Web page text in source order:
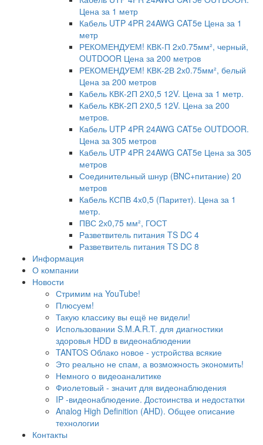
Цена за 1 метр
Кабель UTP 4PR 24AWG CAT5e Цена за 1
метр
РЕКОМЕНДУЕМ! КВК-П 2х0.75мм², черный,
OUTDOOR Цена за 200 метров
РЕКОМЕНДУЕМ! КВК-2В 2х0.75мм², белый
Цена за 200 метров
Кабель КВК-2П 2Х0,5 12V. Цена за 1 метр.
Кабель КВК-2П 2Х0,5 12V. Цена за 200
метров.
Кабель UTP 4PR 24AWG CAT5e OUTDOOR.
Цена за 305 метров
Кабель UTP 4PR 24AWG CAT5e Цена за 305
метров
Соединительный шнур (BNC+питание) 20
метров
Кабель КСПВ 4х0,5 (Паритет). Цена за 1
метр.
ПВС 2х0,75 мм², ГОСТ
Разветвитель питания TS DC 4
Разветвитель питания TS DC 8
Информация
О компании
Новости
Стримим на YouTube!
Плюсуем!
Такую классику вы ещё не видели!
Использовании S.M.A.R.T. для диагностики
здоровья HDD в видеонаблюдении
TANTOS Облако новое - устройства всякие
Это реально не спам, а возможность экономить!
Немного о видеоаналитике
Фиолетовый - значит для видеонаблюдения
IP -видеонаблюдение. Достоинства и недостатки
Analog High Definition (AHD). Общее описание
технологии
Контакты